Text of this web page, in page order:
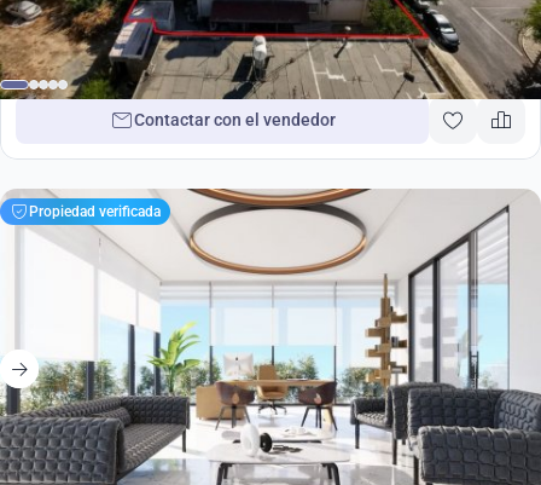
€520 000
Propiedades en Limassol, Chipre No. 37961
Contactar con el vendedor
Propiedad verificada